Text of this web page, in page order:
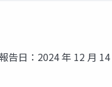
日：2024 年 12 月